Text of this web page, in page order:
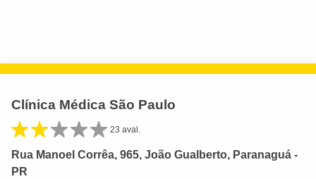
Clínica Médica São Paulo
23 aval.
Rua Manoel Corrêa, 965, João Gualberto, Paranaguá -
PR